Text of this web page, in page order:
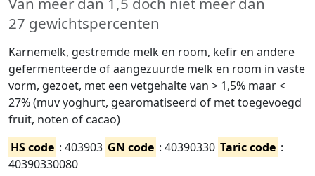
27 gewichtspercenten
Karnemelk, gestremde melk en room, kefir en andere
gefermenteerde of aangezuurde melk en room in vaste
vorm, gezoet, met een vetgehalte van > 1,5% maar <
27% (muv yoghurt, gearomatiseerd of met toegevoegd
fruit, noten of cacao)
HS code : 403903 GN code : 40390330 Taric code :
40390330080